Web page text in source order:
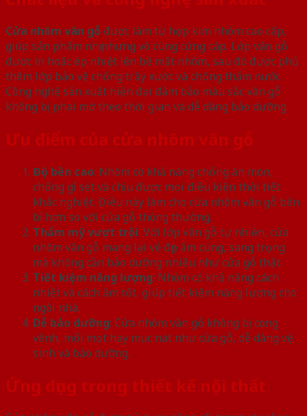
Cửa nhôm vân gỗ được làm từ hợp kim nhôm cao cấp,
giúp sản phẩm nhẹ nhưng vô cùng cứng cáp. Lớp vân gỗ
được in hoặc ép nhiệt lên bề mặt nhôm, sau đó được phủ
thêm lớp bảo vệ chống trầy xước và chống thấm nước.
Công nghệ sản xuất hiện đại đảm bảo màu sắc vân gỗ
không bị phai mờ theo thời gian và dễ dàng bảo dưỡng.
Ưu điểm của cửa nhôm vân gỗ
Độ bền cao: Nhôm có khả năng chống ăn mòn,
chống gỉ sét và chịu được mọi điều kiện thời tiết
khắc nghiệt. Điều này làm cho cửa nhôm vân gỗ bền
bỉ hơn so với cửa gỗ thông thường.
Thẩm mỹ vượt trội: Với lớp vân gỗ tự nhiên, cửa
nhôm vân gỗ mang lại vẻ đẹp ấm cúng, sang trọng
mà không cần bảo dưỡng nhiều như cửa gỗ thật.
Tiết kiệm năng lượng: Nhôm có khả năng cách
nhiệt và cách âm tốt, giúp tiết kiệm năng lượng cho
ngôi nhà.
Dễ bảo dưỡng: Cửa nhôm vân gỗ không bị cong
vênh, mối mọt hay mục nát như cửa gỗ, dễ dàng vệ
sinh và bảo dưỡng.
Ứng dụng trong thiết kế nội thất